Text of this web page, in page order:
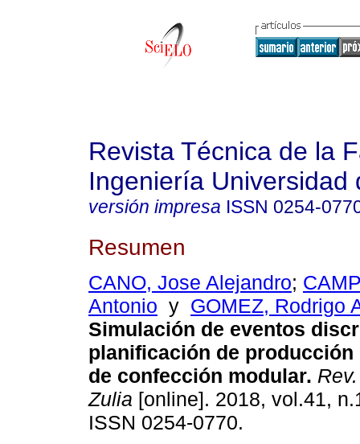
Revista Técnica de la
Ingeniería Universidad
versión impresa ISSN 0254-
Resumen
CANO, Jose Alejandro;
Antonio y GOMEZ, Rodrigo
Simulación de eventos
planificación de producción
de confección modular.
Zulia [online]. 2018, vol.41,
ISSN 0254-0770.